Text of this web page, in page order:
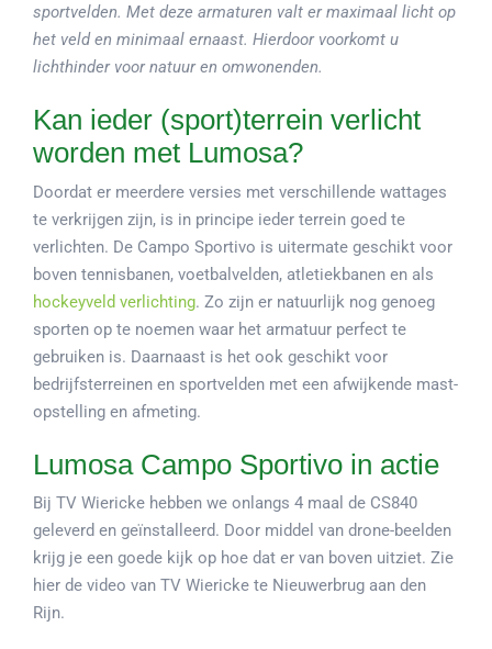
sportvelden. Met deze armaturen valt er maximaal licht op
het veld en minimaal ernaast. Hierdoor voorkomt u
lichthinder voor natuur en omwonenden.
Kan ieder (sport)terrein verlicht
worden met Lumosa?
Doordat er meerdere versies met verschillende wattages
te verkrijgen zijn, is in principe ieder terrein goed te
verlichten. De Campo Sportivo is uitermate geschikt voor
boven tennisbanen, voetbalvelden, atletiekbanen en als
hockeyveld verlichting. Zo zijn er natuurlijk nog genoeg
sporten op te noemen waar het armatuur perfect te
gebruiken is. Daarnaast is het ook geschikt voor
bedrijfsterreinen en sportvelden met een afwijkende mast-
opstelling en afmeting.
Lumosa Campo Sportivo in actie
Bij TV Wiericke hebben we onlangs 4 maal de CS840
geleverd en geïnstalleerd. Door middel van drone-beelden
krijg je een goede kijk op hoe dat er van boven uitziet. Zie
hier de video van TV Wiericke te Nieuwerbrug aan den
Rijn.